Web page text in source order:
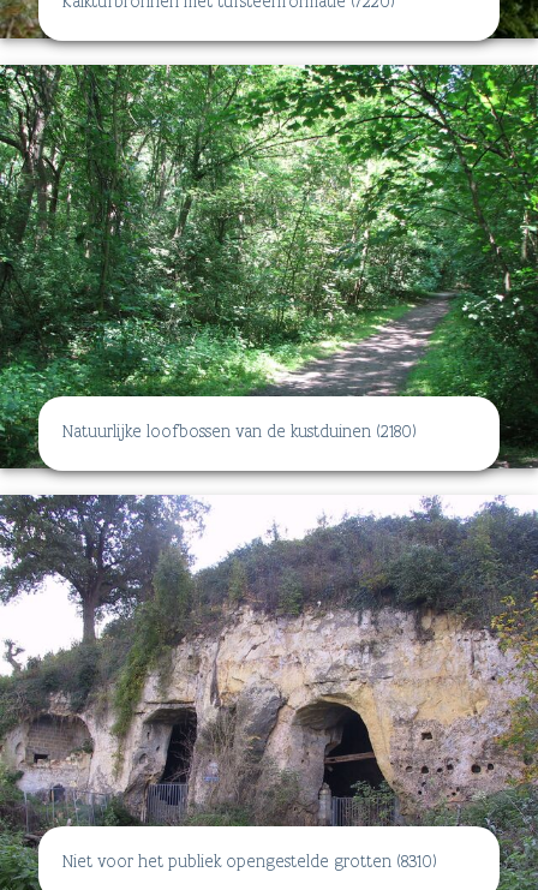
Natuurlijke loofbossen van de kustduinen (2180)
Niet voor het publiek opengestelde grotten (8310)